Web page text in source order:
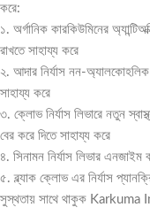
করে:
১. অর্গানিক কারকিউমিনের
রাখতে সাহায্য করে
২. আদার নির্যাস নন-অ্যালকোহলিক
সাহায্য করে
৩. ক্লোভ নির্যাস লিভারে নতুন
বের করে দিতে সাহায্য করে
৪. সিনামন নির্যাস লিভার এনজাইম
৫. ব্ল্যাক ক্লোভ এর নির্যাস
সুস্থতায় সাথে থাকুক Karkuma